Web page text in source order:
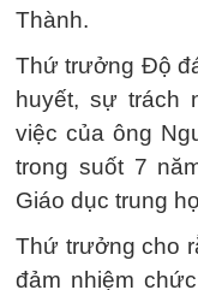
Thành.
Thứ trưởng Độ
huyết, sự trách
việc của ông
trong suốt 7
Giáo dục trung
Thứ trưởng cho
đảm nhiệm